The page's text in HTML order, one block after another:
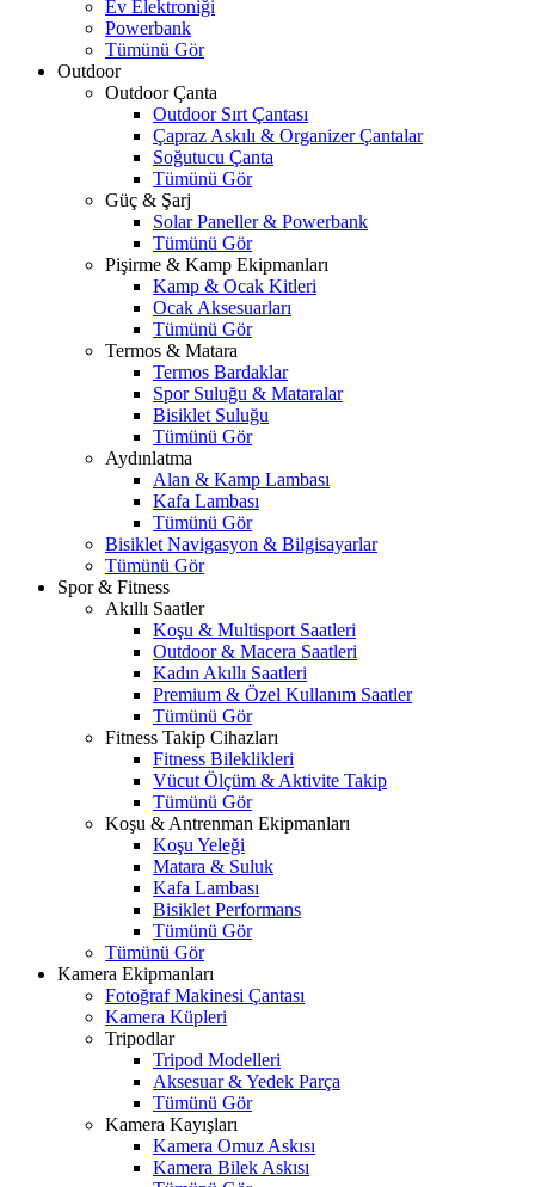
Ev Elektroniği
Powerbank
Tümünü Gör
Outdoor
Outdoor Çanta
Outdoor Sırt Çantası
Çapraz Askılı & Organizer Çantalar
Soğutucu Çanta
Tümünü Gör
Güç & Şarj
Solar Paneller & Powerbank
Tümünü Gör
Pişirme & Kamp Ekipmanları
Kamp & Ocak Kitleri
Ocak Aksesuarları
Tümünü Gör
Termos & Matara
Termos Bardaklar
Spor Suluğu & Mataralar
Bisiklet Suluğu
Tümünü Gör
Aydınlatma
Alan & Kamp Lambası
Kafa Lambası
Tümünü Gör
Bisiklet Navigasyon & Bilgisayarlar
Tümünü Gör
Spor & Fitness
Akıllı Saatler
Koşu & Multisport Saatleri
Outdoor & Macera Saatleri
Kadın Akıllı Saatleri
Premium & Özel Kullanım Saatler
Tümünü Gör
Fitness Takip Cihazları
Fitness Bileklikleri
Vücut Ölçüm & Aktivite Takip
Tümünü Gör
Koşu & Antrenman Ekipmanları
Koşu Yeleği
Matara & Suluk
Kafa Lambası
Bisiklet Performans
Tümünü Gör
Tümünü Gör
Kamera Ekipmanları
Fotoğraf Makinesi Çantası
Kamera Küpleri
Tripodlar
Tripod Modelleri
Aksesuar & Yedek Parça
Tümünü Gör
Kamera Kayışları
Kamera Omuz Askısı
Kamera Bilek Askısı